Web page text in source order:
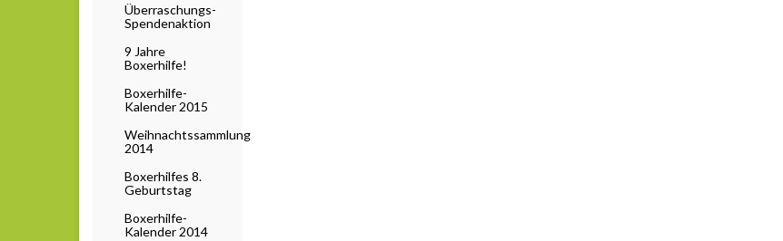
Überraschungs-
Spendenaktion
9 Jahre
Boxerhilfe!
Boxerhilfe-
Kalender 2015
Weihnachtssammlung
2014
Boxerhilfes 8.
Geburtstag
Boxerhilfe-
Kalender 2014